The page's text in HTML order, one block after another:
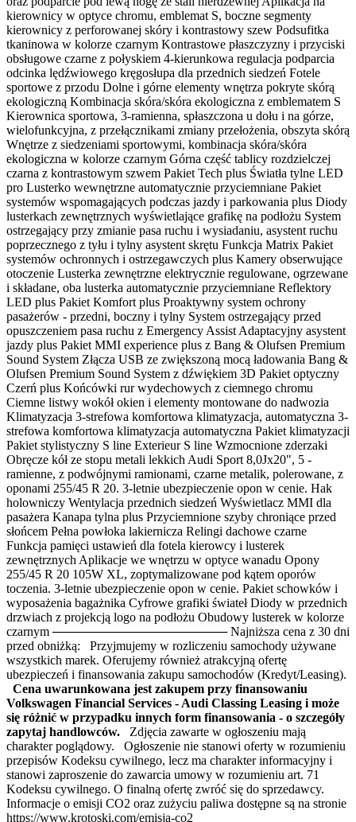
kierownicy w optyce chromu, emblemat S, boczne segmenty
kierownicy z perforowanej skóry i kontrastowy szew Podsufitka
tkaninowa w kolorze czarnym Kontrastowe płaszczyzny i przyciski
obsługowe czarne z połyskiem 4-kierunkowa regulacja podparcia
odcinka lędźwiowego kręgosłupa dla przednich siedzeń Fotele
sportowe z przodu Dolne i górne elementy wnętrza pokryte skórą
ekologiczną Kombinacja skóra/skóra ekologiczna z emblematem S
Kierownica sportowa, 3-ramienna, spłaszczona u dołu i na górze,
wielofunkcyjna, z przełącznikami zmiany przełożenia, obszyta skórą
Wnętrze z siedzeniami sportowymi, kombinacja skóra/skóra
ekologiczna w kolorze czarnym Górna część tablicy rozdzielczej
czarna z kontrastowym szwem Pakiet Tech plus Światła tylne LED
pro Lusterko wewnętrzne automatycznie przyciemniane Pakiet
systemów wspomagających podczas jazdy i parkowania plus Diody
lusterkach zewnętrznych wyświetlające grafikę na podłożu System
ostrzegający przy zmianie pasa ruchu i wysiadaniu, asystent ruchu
poprzecznego z tyłu i tylny asystent skrętu Funkcja Matrix Pakiet
systemów ochronnych i ostrzegawczych plus Kamery obserwujące
otoczenie Lusterka zewnętrzne elektrycznie regulowane, ogrzewane
i składane, oba lusterka automatycznie przyciemniane Reflektory
LED plus Pakiet Komfort plus Proaktywny system ochrony
pasażerów - przedni, boczny i tylny System ostrzegający przed
opuszczeniem pasa ruchu z Emergency Assist Adaptacyjny asystent
jazdy plus Pakiet MMI experience plus z Bang & Olufsen Premium
Sound System Złącza USB ze zwiększoną mocą ładowania Bang &
Olufsen Premium Sound System z dźwiękiem 3D Pakiet optyczny
Czerń plus Końcówki rur wydechowych z ciemnego chromu
Ciemne listwy wokół okien i elementy montowane do nadwozia
Klimatyzacja 3-strefowa komfortowa klimatyzacja, automatyczna 3-
strefowa komfortowa klimatyzacja automatyczna Pakiet klimatyzacji
Pakiet stylistyczny S line Exterieur S line Wzmocnione zderzaki
Obręcze kół ze stopu metali lekkich Audi Sport 8,0Jx20", 5 -
ramienne, z podwójnymi ramionami, czarne metalik, polerowane, z
oponami 255/45 R 20. 3-letnie ubezpieczenie opon w cenie. Hak
holowniczy Wentylacja przednich siedzeń Wyświetlacz MMI dla
pasażera Kanapa tylna plus Przyciemnione szyby chroniące przed
słońcem Pełna powłoka lakiernicza Relingi dachowe czarne
Funkcja pamięci ustawień dla fotela kierowcy i lusterek
zewnętrznych Aplikacje we wnętrzu w optyce wanadu Opony
255/45 R 20 105W XL, zoptymalizowane pod kątem oporów
toczenia. 3-letnie ubezpieczenie opon w cenie. Pakiet schowków i
wyposażenia bagażnika Cyfrowe grafiki świateł Diody w przednich
drzwiach z projekcją logo na podłożu Obudowy lusterek w kolorze
czarnym ──────────────────── Najniższa cena z 30 dni
przed obniżką: Przyjmujemy w rozliczeniu samochody używane
wszystkich marek. Oferujemy również atrakcyjną ofertę
ubezpieczeń i finansowania zakupu samochodów (Kredyt/Leasing).
Cena uwarunkowana jest zakupem przy finansowaniu
Volkswagen Financial Services - Audi Classing Leasing i może
się różnić w przypadku innych form finansowania - o szczegóły
zapytaj handlowców. Zdjęcia zawarte w ogłoszeniu mają
charakter poglądowy. Ogłoszenie nie stanowi oferty w rozumieniu
przepisów Kodeksu cywilnego, lecz ma charakter informacyjny i
stanowi zaproszenie do zawarcia umowy w rozumieniu art. 71
Kodeksu cywilnego. O finalną ofertę zwróć się do sprzedawcy.
Informacje o emisji CO2 oraz zużyciu paliwa dostępne są na stronie
https://www.krotoski.com/emisja-co2